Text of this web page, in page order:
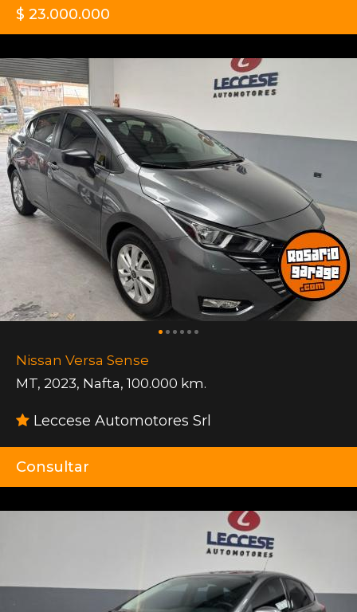
$ 23.000.000
Nissan Versa Sense
MT, 2023, Nafta, 100.000 km.
Leccese Automotores Srl
Consultar